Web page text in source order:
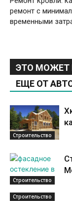
ремонт с
временными
ЭТО МОЖЕТ
ЕЩЕ ОТ
Строительство
Строительство
Строительство